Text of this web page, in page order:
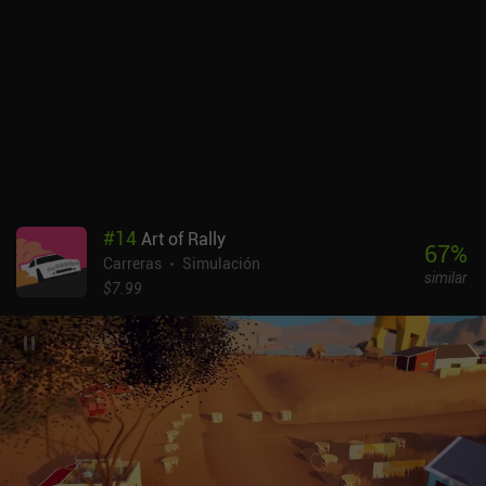
#14Art of Rally
Carreras
Simulación
$7.99
67%
similar